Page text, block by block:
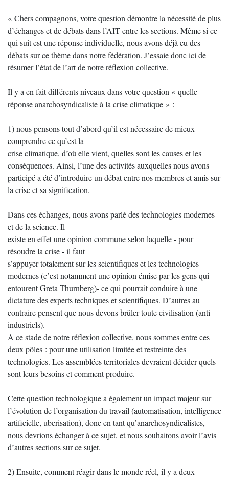
« Chers compagnons, votre question démontre la nécessité de plus
d’échanges et de débats dans l’AIT entre les sections. Même si ce
qui suit est une réponse individuelle, nous avons déjà eu des
débats sur ce thème dans notre fédération. J’essaie donc ici de
résumer l’état de l’art de notre réflexion collective.
Il y a en fait différents niveaux dans votre question « quelle
réponse anarchosyndicaliste à la crise climatique » :
1) nous pensons tout d’abord qu’il est nécessaire de mieux
comprendre ce qu’est la
crise climatique, d’où elle vient, quelles sont les causes et les
conséquences. Ainsi, l’une des activités auxquelles nous avons
participé a été d’introduire un débat entre nos membres et amis sur
la crise et sa signification.
Dans ces échanges, nous avons parlé des technologies modernes
et de la science. Il
existe en effet une opinion commune selon laquelle - pour
résoudre la crise - il faut
s’appuyer totalement sur les scientifiques et les technologies
modernes (c’est notamment une opinion émise par les gens qui
entourent Greta Thurnberg)- ce qui pourrait conduire à une
dictature des experts techniques et scientifiques. D’autres au
contraire pensent que nous devons brûler toute civilisation (anti-
industriels).
A ce stade de notre réflexion collective, nous sommes entre ces
deux pôles : pour une utilisation limitée et restreinte des
technologies. Les assemblées territoriales devraient décider quels
sont leurs besoins et comment produire.
Cette question technologique a également un impact majeur sur
l’évolution de l’organisation du travail (automatisation, intelligence
artificielle, uberisation), donc en tant qu’anarchosyndicalistes,
nous devrions échanger à ce sujet, et nous souhaitons avoir l’avis
d’autres sections sur ce sujet.
2) Ensuite, comment réagir dans le monde réel, il y a deux